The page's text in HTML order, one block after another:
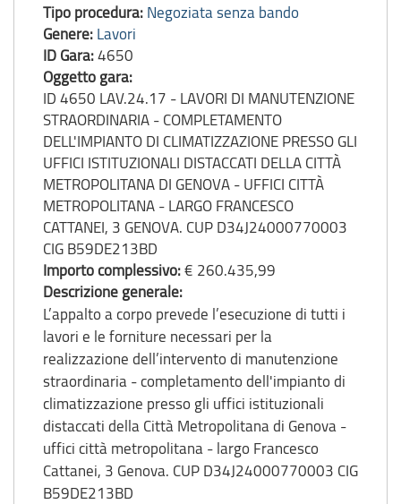
Tipo procedura: Negoziata senza bando
Genere: Lavori
ID Gara:4650
Oggetto gara:
ID 4650 LAV.24.17 - LAVORI DI MANUTENZIONE
STRAORDINARIA - COMPLETAMENTO
DELL'IMPIANTO DI CLIMATIZZAZIONE PRESSO GLI
UFFICI ISTITUZIONALI DISTACCATI DELLA CITTÀ
METROPOLITANA DI GENOVA - UFFICI CITTÀ
METROPOLITANA - LARGO FRANCESCO
CATTANEI, 3 GENOVA. CUP D34J24000770003
CIG B59DE213BD
Importo complessivo:€ 260.435,99
Descrizione generale:
L’appalto a corpo prevede l’esecuzione di tutti i
lavori e le forniture necessari per la
realizzazione dell’intervento di manutenzione
straordinaria - completamento dell'impianto di
climatizzazione presso gli uffici istituzionali
distaccati della Città Metropolitana di Genova -
uffici città metropolitana - largo Francesco
Cattanei, 3 Genova. CUP D34J24000770003 CIG
B59DE213BD